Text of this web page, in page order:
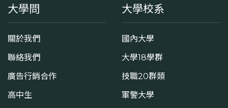
大學問
關於我們
聯絡我們
廣告行銷合作
高中生
大學校系
國內大學
大學18學群
技職20群類
軍警大學